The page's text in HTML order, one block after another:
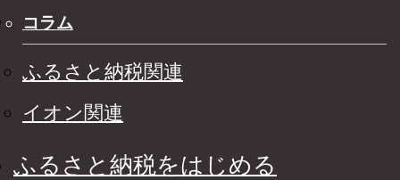
コラム
ふるさと納税関連
イオン関連
ふるさと納税をはじめる